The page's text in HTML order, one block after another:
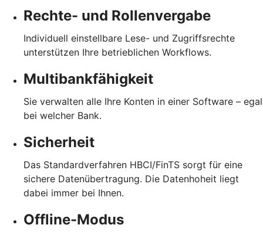
Rechte- und Rollenvergabe
Individuell einstellbare Lese- und Zugriffsrechte
unterstützen Ihre betrieblichen Workflows.
Multibankfähigkeit
Sie verwalten alle Ihre Konten in einer Software – egal
bei welcher Bank.
Sicherheit
Das Standardverfahren HBCI/FinTS sorgt für eine
sichere Datenübertragung. Die Datenhoheit liegt
dabei immer bei Ihnen.
Offline-Modus